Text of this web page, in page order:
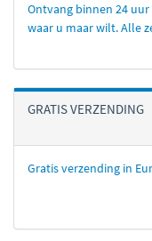
Ontvang binnen 24
waar u maar wilt. Alle
GRATIS VERZENDING
Gratis verzending in